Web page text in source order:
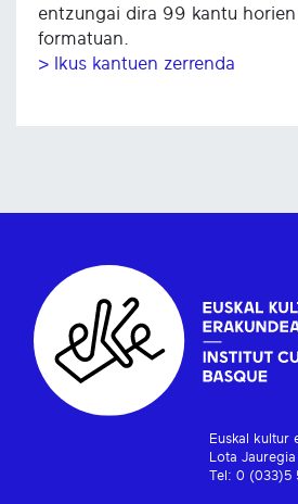
entzungai dira 99 kantu
formatuan.
> Ikus kantuen zerrenda
Euskal kultur
Lota
Tel: 0 (033)5